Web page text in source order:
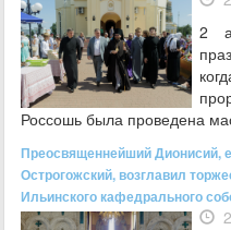
2
Россошь была проведена
Преосвященнейший Дионисий,
Острогожский, возглавил
Ильинского кафедрального